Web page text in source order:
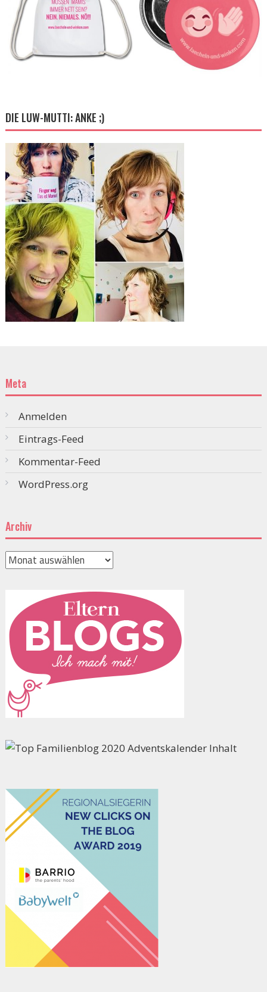
DIE LUW-MUTTI: ANKE ;)
Meta
Anmelden
Eintrags-Feed
Kommentar-Feed
WordPress.org
Archiv
Archiv